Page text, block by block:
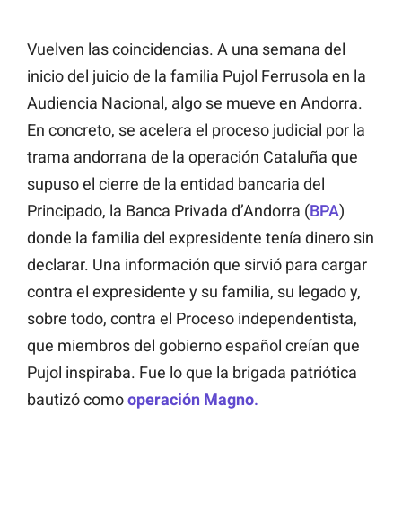
Vuelven las coincidencias. A una semana del
inicio del juicio de la familia Pujol Ferrusola en la
Audiencia Nacional, algo se mueve en Andorra.
En concreto, se acelera el proceso judicial por la
trama andorrana de la operación Cataluña que
supuso el cierre de la entidad bancaria del
Principado, la Banca Privada d’Andorra (BPA)
donde la familia del expresidente tenía dinero sin
declarar. Una información que sirvió para cargar
contra el expresidente y su familia, su legado y,
sobre todo, contra el Proceso independentista,
que miembros del gobierno español creían que
Pujol inspiraba. Fue lo que la brigada patriótica
bautizó comooperación Magno.